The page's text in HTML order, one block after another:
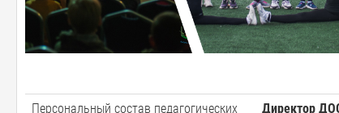
Персональный состав педагогических
Директор